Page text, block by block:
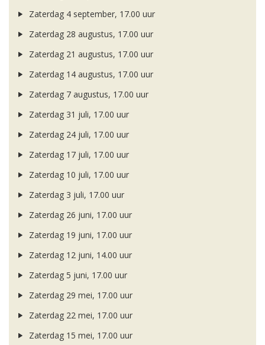
Zaterdag 4 september, 17.00 uur
Zaterdag 28 augustus, 17.00 uur
Zaterdag 21 augustus, 17.00 uur
Zaterdag 14 augustus, 17.00 uur
Zaterdag 7 augustus, 17.00 uur
Zaterdag 31 juli, 17.00 uur
Zaterdag 24 juli, 17.00 uur
Zaterdag 17 juli, 17.00 uur
Zaterdag 10 juli, 17.00 uur
Zaterdag 3 juli, 17.00 uur
Zaterdag 26 juni, 17.00 uur
Zaterdag 19 juni, 17.00 uur
Zaterdag 12 juni, 14.00 uur
Zaterdag 5 juni, 17.00 uur
Zaterdag 29 mei, 17.00 uur
Zaterdag 22 mei, 17.00 uur
Zaterdag 15 mei, 17.00 uur